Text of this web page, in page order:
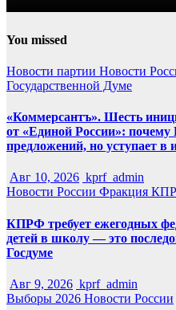
You missed
Новости партии Новости
Государственной Думе
«Коммерсантъ». Шесть
от «Единой России»:
предложений, но уступает
Авг 10, 2026 kprf_admin
Новости России Фракция
КПРФ требует ежегодных
детей в школу — это
Госдуме
Авг 9, 2026 kprf_admin
Выборы 2026 Новости России